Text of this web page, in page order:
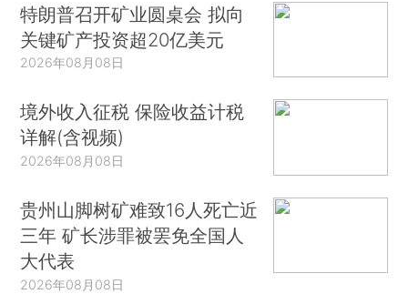
特朗普召开矿业圆桌会 拟向
关键矿产投资超20亿美元
2026年08月08日
境外收入征税 保险收益计税
详解(含视频)
2026年08月08日
贵州山脚树矿难致16人死亡近
三年 矿长涉罪被罢免全国人
大代表
2026年08月08日